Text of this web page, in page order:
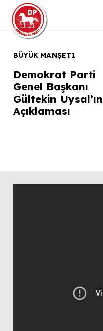
BÜYÜK MANŞET1
Demokrat Parti
Genel Başkanı
Gültekin Uysal’ın
Açıklaması